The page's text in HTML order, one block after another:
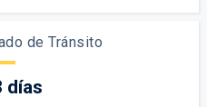
de Tránsito
días